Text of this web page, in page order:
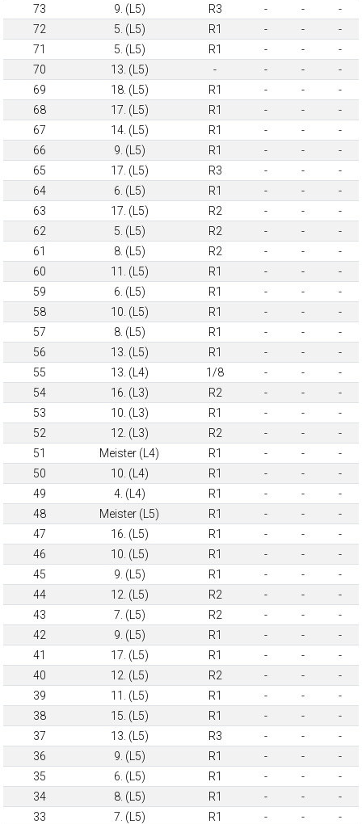
73
9. (L5) R3 - -
-
72
5. (L5) R1 - -
-
71
5. (L5) R1 - -
-
70
13. (L5) - - -
-
69
18. (L5) R1 - -
-
68
17. (L5) R1 - -
-
67
14. (L5) R1 - -
-
66
9. (L5) R1 - -
-
65
17. (L5) R3 - -
-
64
6. (L5) R1 - -
-
63
17. (L5) R2 - -
-
62
5. (L5) R2 - -
-
61
8. (L5) R2 - -
-
60
11. (L5) R1 - -
-
59
6. (L5) R1 - -
-
58
10. (L5) R1 - -
-
57
8. (L5) R1 - -
-
56
13. (L5) R1 - -
-
55
13. (L4) 1/8 - -
-
54
16. (L3) R2 - -
-
53
10. (L3) R1 - -
-
52
12. (L3) R2 - -
-
51
Meister (L4) R1 - -
-
50
10. (L4) R1 - -
-
49
4. (L4) R1 - -
-
48
Meister (L5) R1 - -
-
47
16. (L5) R1 - -
-
46
10. (L5) R1 - -
-
45
9. (L5) R1 - -
-
44
12. (L5) R2 - -
-
43
7. (L5) R2 - -
-
42
9. (L5) R1 - -
-
41
17. (L5) R1 - -
-
40
12. (L5) R2 - -
-
39
11. (L5) R1 - -
-
38
15. (L5) R1 - -
-
37
13. (L5) R3 - -
-
36
9. (L5) R1 - -
-
35
6. (L5) R1 - -
-
34
8. (L5) R1 - -
-
33
7. (L5) R1 - -
-